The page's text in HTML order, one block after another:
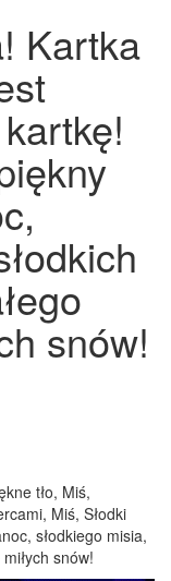
Kartka
snów!
tło, Miś,
Miś, Słodki
słodkiego misia,
snów!